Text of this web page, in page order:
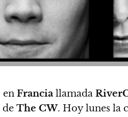
en Francia llamada
de The CW. Hoy lunes la